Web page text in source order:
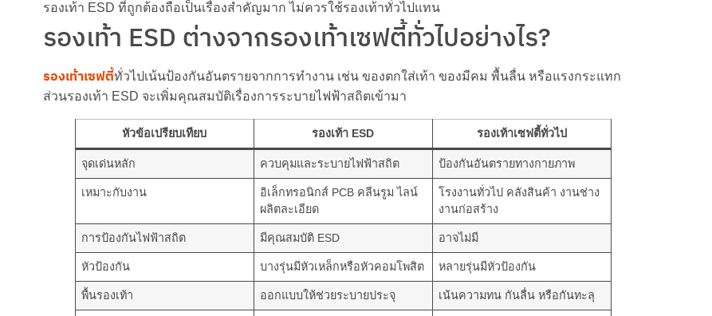
รองเท้า ESD ที่ถูกต้องถือเป็นเรื่องสำคัญมาก ไม่ควรใช้รองเท้าทั่วไปแทน
รองเท้า ESD ต่างจากรองเท้าเซฟตี้ทั่วไปอย่างไร?
รองเท้าเซฟตี้ทั่วไปเน้นป้องกันอันตรายจากการทำงาน เช่น ของตกใส่เท้า ของมีคม พื้นลื่น หรือแรงกระแทก
ส่วนรองเท้า ESD จะเพิ่มคุณสมบัติเรื่องการระบายไฟฟ้าสถิตเข้ามา
หัวข้อเปรียบเทียบ รองเท้า ESD รองเท้าเซฟตี้ทั่วไป
จุดเด่นหลัก ควบคุมและระบายไฟฟ้าสถิต ป้องกันอันตรายทางกายภาพ
เหมาะกับงาน
อิเล็กทรอนิกส์ PCB คลีนรูม ไลน์
ผลิตละเอียด
โรงงานทั่วไป คลังสินค้า งานช่าง
งานก่อสร้าง
การป้องกันไฟฟ้าสถิต มีคุณสมบัติ ESD อาจไม่มี
หัวป้องกัน บางรุ่นมีหัวเหล็กหรือหัวคอมโพสิต หลายรุ่นมีหัวป้องกัน
พื้นรองเท้า ออกแบบให้ช่วยระบายประจุ เน้นความทน กันลื่น หรือกันทะลุ